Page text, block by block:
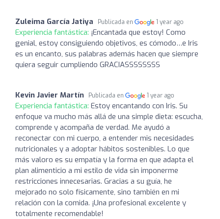
Zuleima García Jatiya Publicada en 1 year ago
Experiencia fantástica: ¡Encantada que estoy! Como
genial, estoy consiguiendo objetivos, es cómodo…e Iris
es un encanto, sus palabras además hacen que siempre
quiera seguir cumpliendo GRACIASSSSSSSS
Kevin Javier Martín Publicada en 1 year ago
Experiencia fantástica: Estoy encantando con Iris. Su
enfoque va mucho más allá de una simple dieta: escucha,
comprende y acompaña de verdad. Me ayudó a
reconectar con mi cuerpo, a entender mis necesidades
nutricionales y a adoptar hábitos sostenibles. Lo que
más valoro es su empatía y la forma en que adapta el
plan alimenticio a mi estilo de vida sin imponerme
restricciones innecesarias. Gracias a su guía, he
mejorado no solo físicamente, sino también en mi
relación con la comida. ¡Una profesional excelente y
totalmente recomendable!